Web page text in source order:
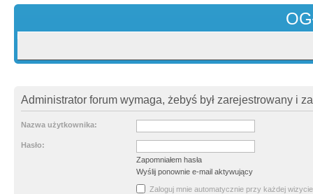
Administrator forum wymaga, żebyś był zarejestrowany i
Nazwa użytkownika:
Hasło:
Zapomniałem hasła
Wyślij ponownie e-mail aktywujący
Zaloguj mnie automatycznie przy każdej wizycie